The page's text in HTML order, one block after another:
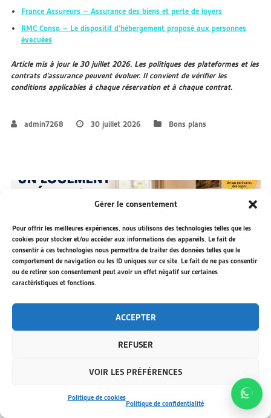
Gérer le consentement
Pour offrir les meilleures expériences, nous utilisons des technologies telles que les
cookies pour stocker et/ou accéder aux informations des appareils. Le fait de
consentir à ces technologies nous permettra de traiter des données telles que le
comportement de navigation ou les ID uniques sur ce site. Le fait de ne pas consentir
ou de retirer son consentement peut avoir un effet négatif sur certaines
caractéristiques et fonctions.
ACCEPTER
REFUSER
VOIR LES PRÉFÉRENCES
Politique de cookies
Politique de confidentialité
France Assureurs – Assurance des biens et perte de loyers
RMC Conso – Le dispositif d’hébergement proposé aux personnes
évacuées
Article mis à jour le 30 juillet 2026. Les politiques des plateformes et les
contrats d’assurance peuvent évoluer. Il convient de vérifier les
conditions applicables à chaque réservation et à chaque contrat.
admin7268 30 juillet 2026 Bons plans
Un logement prévu pour 6